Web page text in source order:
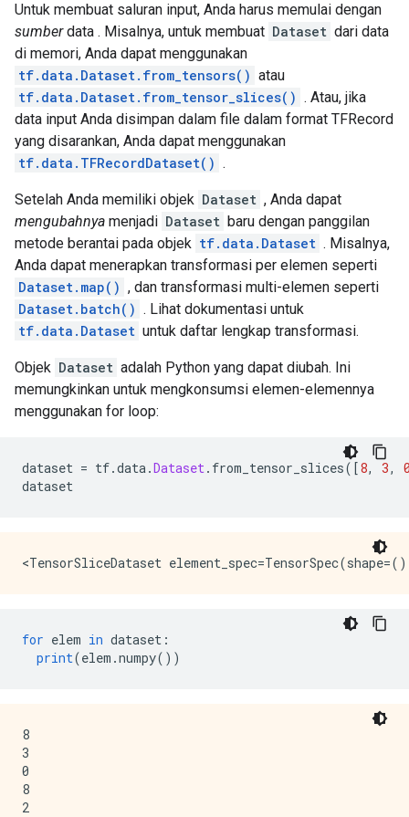
Untuk membuat saluran input, Anda harus memulai dengan
sumberdata . Misalnya, untuk membuat Dataset dari data
di memori, Anda dapat menggunakan
tf.data.Dataset.from_tensors() atau
tf.data.Dataset.from_tensor_slices() . Atau, jika
data input Anda disimpan dalam file dalam format TFRecord
yang disarankan, Anda dapat menggunakan
tf.data.TFRecordDataset() .
Setelah Anda memiliki objek Dataset , Anda dapat
mengubahnya menjadi Dataset baru dengan panggilan
metode berantai pada objek tf.data.Dataset . Misalnya,
Anda dapat menerapkan transformasi per elemen seperti
Dataset.map() , dan transformasi multi-elemen seperti
Dataset.batch() . Lihat dokumentasi untuk
tf.data.Dataset untuk daftar lengkap transformasi.
Objek Dataset adalah Python yang dapat diubah. Ini
memungkinkan untuk mengkonsumsi elemen-elemennya
menggunakan for loop:
dataset = tf.data.Dataset. from_tensor_slices([8, 3,
dataset
for elem in dataset :
print(elem .numpy())
8
3
0
8
2